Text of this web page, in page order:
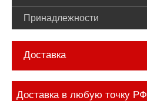
Принадлежности
Доставка
Доставка в любую точку РФ